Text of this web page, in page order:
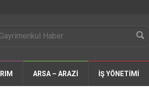
ARSA – ARAZİ İŞ YÖNETİMİ